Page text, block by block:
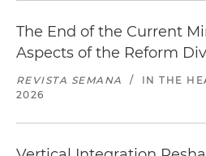
The End of the Current
Aspects of the Reform
REVISTA SEMANA / IN THE
2026